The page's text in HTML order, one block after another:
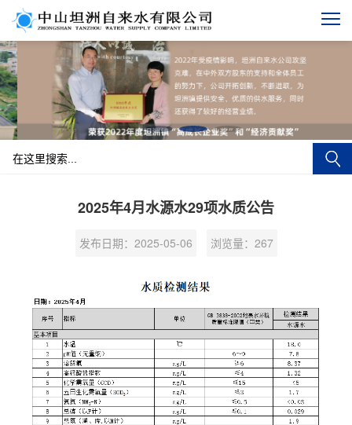
2025年4月水源水29项水质公告
发布日期：2025-05-06 浏览量： 267